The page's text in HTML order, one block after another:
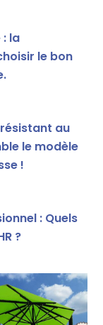
la
le bon
au
le modèle
!
: Quels
?